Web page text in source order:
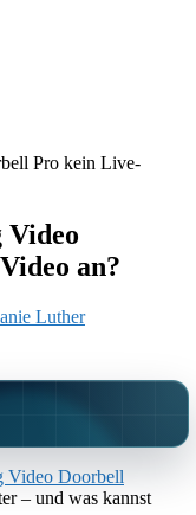
Video
an?
Luther
Video Doorbell
– und was kannst